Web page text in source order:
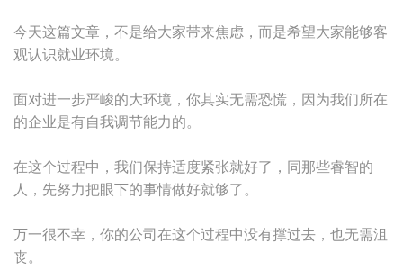
今天这篇文章，不是给大家带来焦虑，而是希望大家能够客
观认识就业环境。
面对进一步严峻的大环境，你其实无需恐慌，因为我们所在
的企业是有自我调节能力的。
在这个过程中，我们保持适度紧张就好了，同那些睿智的
人，先努力把眼下的事情做好就够了。
万一很不幸，你的公司在这个过程中没有撑过去，也无需沮
丧。